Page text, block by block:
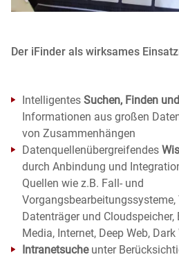
Der iFinder als wirksames
Intelligentes Suchen, Finden
Informationen aus großen
von Zusammenhängen
Datenquellenübergreifendes
durch Anbindung und
Quellen wie z.B. Fall- und
Vorgangsbearbeitungssysteme,
Datenträger und Cloudspeicher,
Media, Internet, Deep Web, Dark
Intranetsucheunter